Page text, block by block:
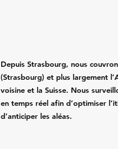
Depuis Strasbourg, nous
(Strasbourg) et plus largement
voisine et la Suisse. Nous
en temps réel afin d’optimiser
d’anticiper les aléas.